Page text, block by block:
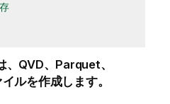
QVD、 Parquet、
ルを作成します。